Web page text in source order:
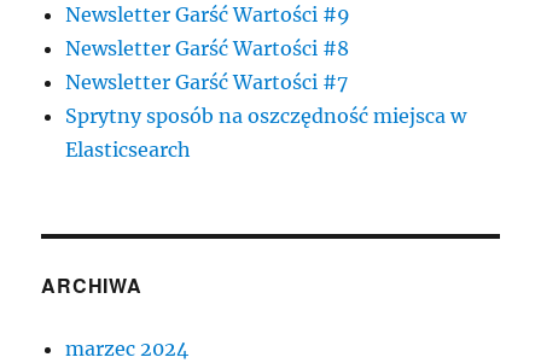
Newsletter Garść Wartości #9
Newsletter Garść Wartości #8
Newsletter Garść Wartości #7
Sprytny sposób na oszczędność miejsca w
Elasticsearch
ARCHIWA
marzec 2024